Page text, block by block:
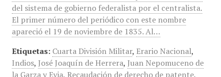
del sistema de gobierno federalista por el centralista.
El primer número del periódico con este nombre
apareció el 19 de noviembre de 1835. Al…
Etiquetas: Cuarta División Militar, Erario Nacional,
Indios, José Joaquín de Herrera, Juan Nepomuceno de
la Garza y Evia, Recaudación de derecho de patente,